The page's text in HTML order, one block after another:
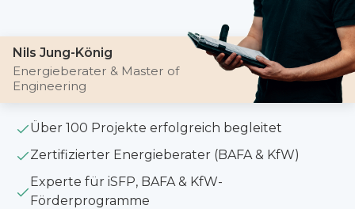
Nils Jung-König
Energieberater & Master of
Engineering
Über 100 Projekte erfolgreich begleitet
Zertifizierter Energieberater (BAFA & KfW)
Experte für iSFP, BAFA & KfW-
Förderprogramme